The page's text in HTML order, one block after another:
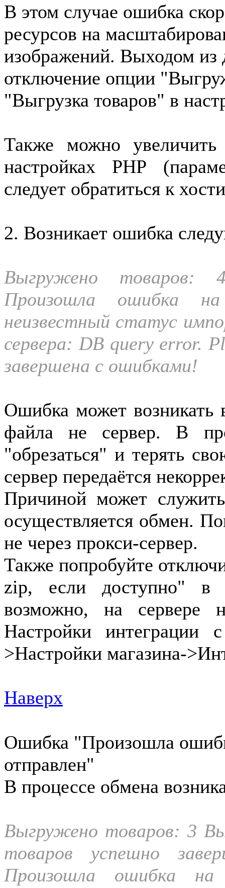
В этом случае ошибка
ресурсов на
изображений. Выходом из
отключение опции
"Выгрузка товаров" в
Также можно
настройках PHP
следует обратиться к
2. Возникает ошибка
Выгружено товаров:
Произошла ошибка
неизвестный статус
сервера: DB query error.
завершена с ошибками!
Ошибка может возникать
файла не сервер. В
"обрезаться" и терять
сервер передаётся
Причиной может
осуществляется обмен.
не через прокси-сервер.
Также попробуйте
zip, если доступно" в
возможно, на сервере
Настройки интеграции
>Настройки магазина-
Наверх
Ошибка "Произошла
отправлен"
В процессе обмена
Выгружено товаров: 3
товаров успешно
Произошла ошибка